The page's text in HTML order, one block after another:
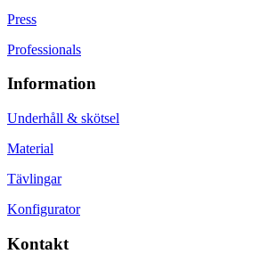
Press
Professionals
Information
Underhåll & skötsel
Material
Tävlingar
Konfigurator
Kontakt